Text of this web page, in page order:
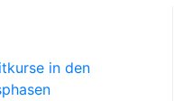
in den